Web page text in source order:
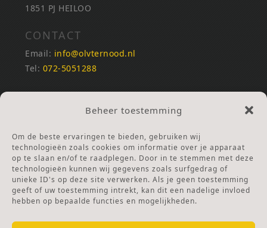
Beheer toestemming
Om de beste ervaringen te bieden, gebruiken wij
technologieën zoals cookies om informatie over je apparaat
op te slaan en/of te raadplegen. Door in te stemmen met deze
technologieën kunnen wij gegevens zoals surfgedrag of
unieke ID's op deze site verwerken. Als je geen toestemming
geeft of uw toestemming intrekt, kan dit een nadelige invloed
hebben op bepaalde functies en mogelijkheden.
1851 PJ HEILOO
CONTACT
Email: info@olvternood.nl
Tel: 072-5051288
REKENINGNUMMERS
NL25INGB0000672168
Ga naar Doneren
ANBI Stichting
RSIN nummer:002832987